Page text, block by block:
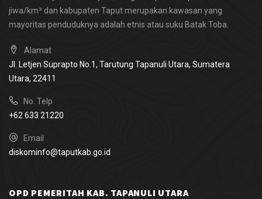
jiwa/km² dan kabupaten Taput merupakan kawasan yang
mayoritas penduduknya adalah etnis atau suku Batak Toba.
Alamat
Jl. Letjen Suprapto No.1, Tarutung Tapanuli Utara, Sumatera
Utara, 22411
No. Telp
+62 633 21220
Email
diskominfo@taputkab.go.id
OPD PEMERITAH KAB. TAPANULI UTARA